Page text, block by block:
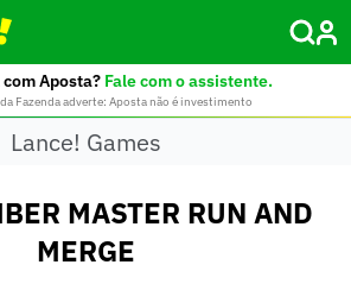
Aposta? Fale com o assistente.
Fazenda adverte: Aposta não é investimento
Lance! Games
MASTER RUN AND
MERGE